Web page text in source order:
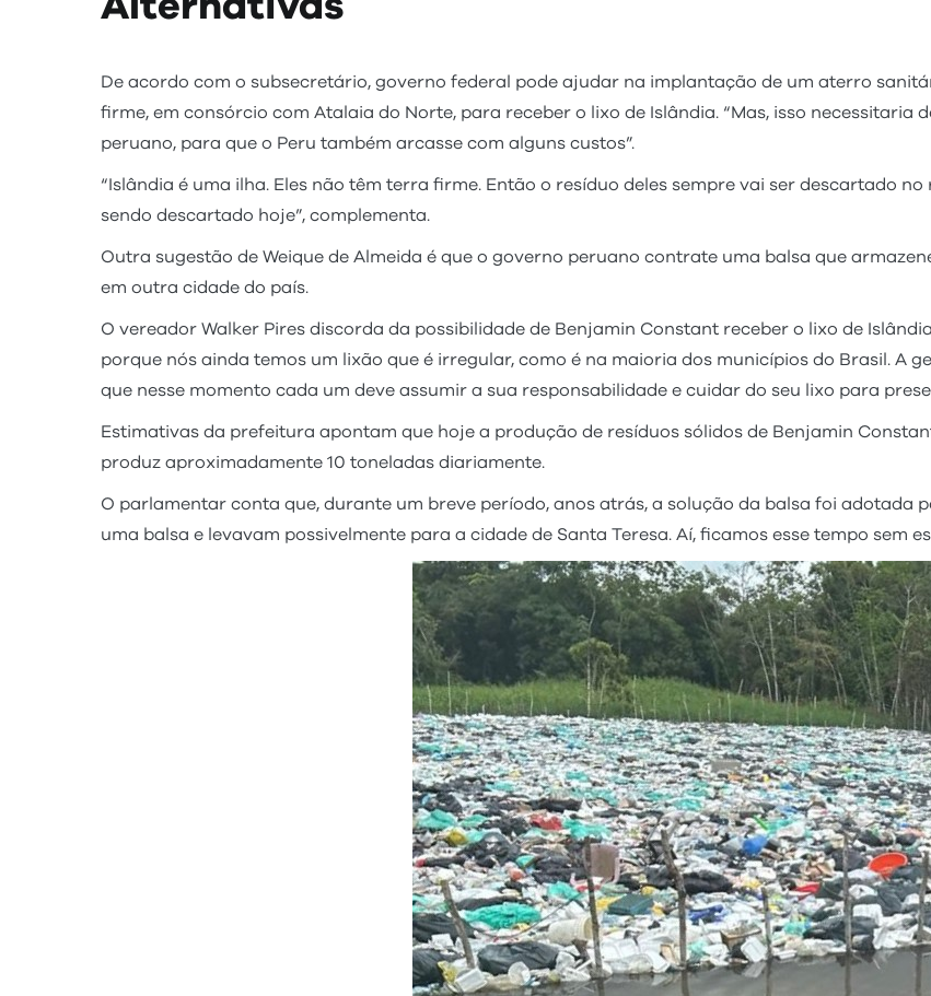
De acordo com o subsecretário, governo federal pode ajudar na implantação de um aterro
firme, em consórcio com Atalaia do Norte, para receber o lixo de Islândia. “Mas, isso necessitaria
peruano, para que o Peru também arcasse com alguns custos”.
“Islândia é uma ilha. Eles não têm terra firme. Então o resíduo deles sempre vai ser descartado
sendo descartado hoje”, complementa.
Outra sugestão de Weique de Almeida é que o governo peruano contrate uma balsa que
em outra cidade do país.
O vereador Walker Pires discorda da possibilidade de Benjamin Constant receber o lixo de
porque nós ainda temos um lixão que é irregular, como é na maioria dos municípios do Brasil. A
que nesse momento cada um deve assumir a sua responsabilidade e cuidar do seu lixo para
Estimativas da prefeitura apontam que hoje a produção de resíduos sólidos de Benjamin
produz aproximadamente 10 toneladas diariamente.
O parlamentar conta que, durante um breve período, anos atrás, a solução da balsa foi adotada
uma balsa e levavam possivelmente para a cidade de Santa Teresa. Aí, ficamos esse tempo sem